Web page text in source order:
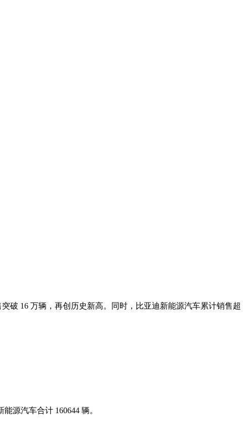
破 16 万辆，再创历史新高。同时，比亚迪新能源汽车累计销售超
源汽车合计 160644 辆。